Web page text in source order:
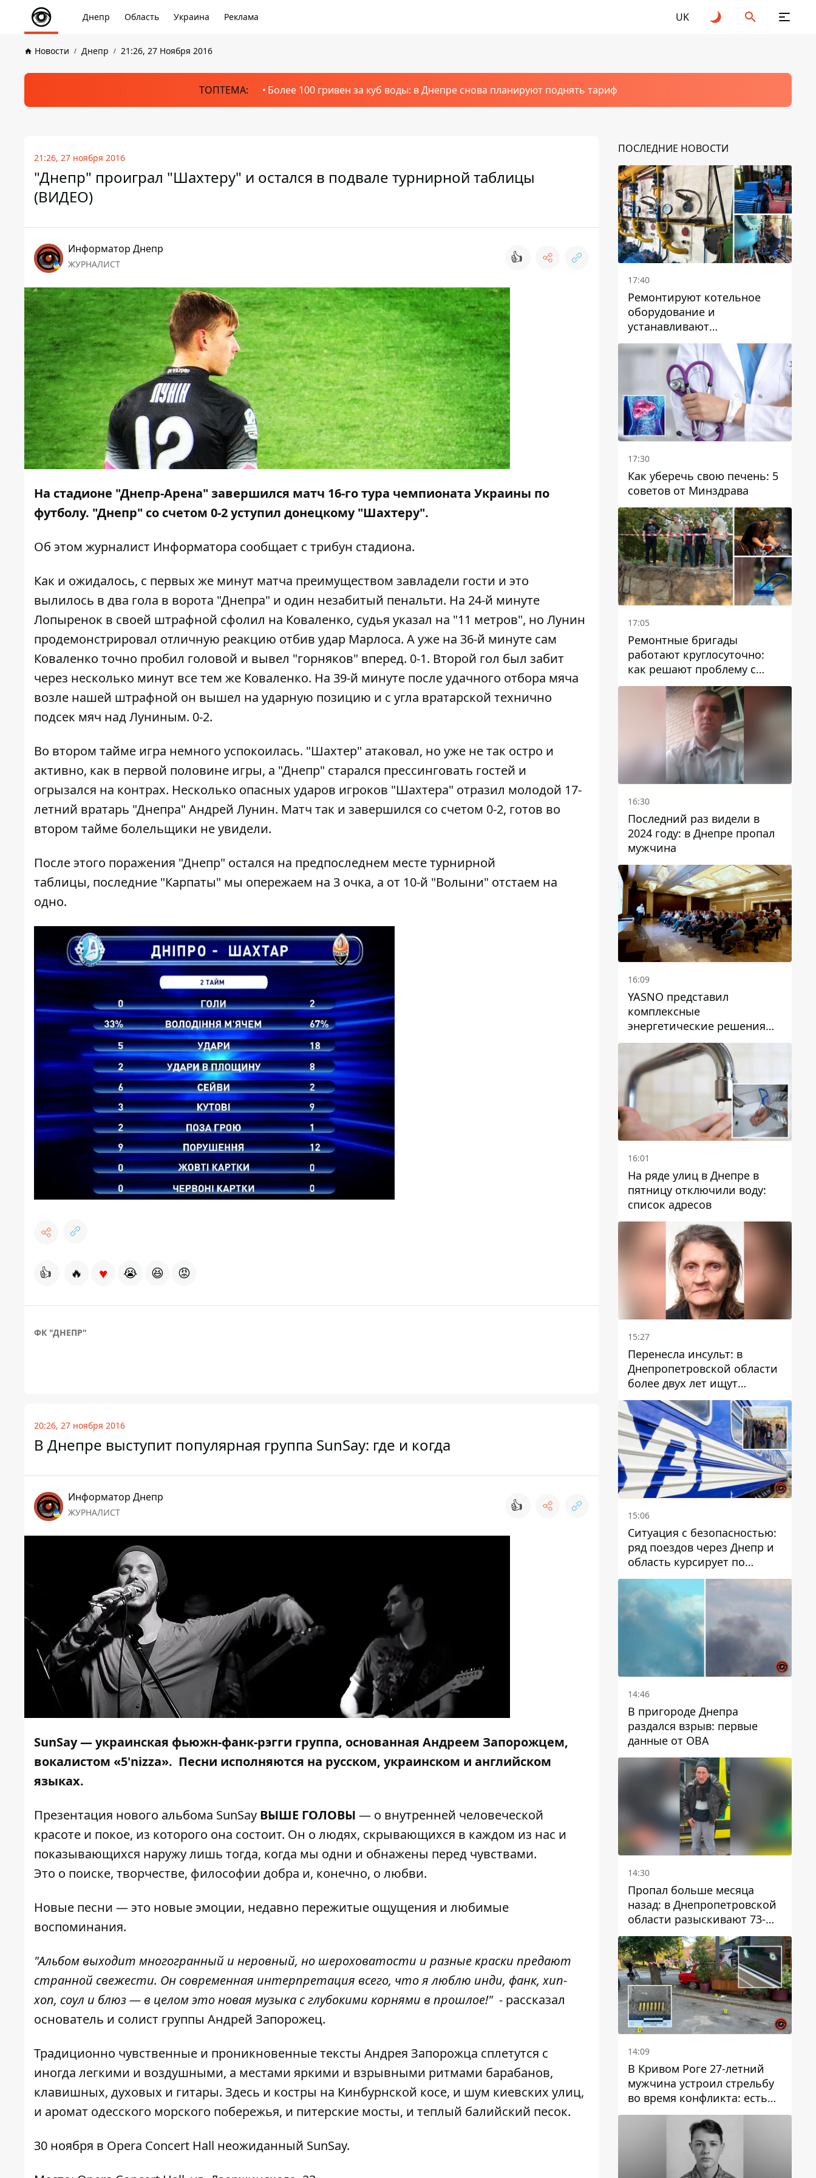
Днепр Область Украина Реклама UK
Новости Днепр 21:26, 27 Ноября 2016
ТОПТЕМА: Более 100 гривен за куб воды: в Днепре снова планируют поднять тариф
21:26, 27 ноября 2016
"Днепр" проиграл "Шахтеру" и остался в подвале турнирной таблицы
(ВИДЕО)
Информатор Днепр
ЖУРНАЛИСТ 👍
На стадионе "Днепр-Арена" завершился матч 16-го тура чемпионата Украины по
футболу. "Днепр" со счетом 0-2 уступил донецкому "Шахтеру".
Об этом журналист Информатора сообщает с трибун стадиона.
Как и ожидалось, с первых же минут матча преимуществом завладели гости и это
вылилось в два гола в ворота "Днепра" и один незабитый пенальти. На 24-й минуте
Лопыренок в своей штрафной сфолил на Коваленко, судья указал на "11 метров", но Лунин
продемонстрировал отличную реакцию отбив удар Марлоса. А уже на 36-й минуте сам
Коваленко точно пробил головой и вывел "горняков" вперед. 0-1. Второй гол был забит
через несколько минут все тем же Коваленко. На 39-й минуте после удачного отбора мяча
возле нашей штрафной он вышел на ударную позицию и с угла вратарской технично
подсек мяч над Луниным. 0-2.
Во втором тайме игра немного успокоилась. "Шахтер" атаковал, но уже не так остро и
активно, как в первой половине игры, а "Днепр" старался прессинговать гостей и
огрызался на контрах. Несколько опасных ударов игроков "Шахтера" отразил молодой 17-
летний вратарь "Днепра" Андрей Лунин. Матч так и завершился со счетом 0-2, готов во
втором тайме болельщики не увидели.
После этого поражения "Днепр" остался на предпоследнем месте турнирной
таблицы, последние "Карпаты" мы опережаем на 3 очка, а от 10-й "Волыни" отстаем на
одно.
👍 🔥 ♥ 😭 😆 😡
ФК "ДНЕПР"
20:26, 27 ноября 2016
В Днепре выступит популярная группа SunSay: где и когда
Информатор Днепр
ЖУРНАЛИСТ 👍
SunSay — украинская фьюжн-фанк-рэгги группа, основанная Андреем Запорожцем,
вокалистом «5'nizza». Песни исполняются на русском, украинском и английском
языках.
Презентация нового альбома SunSay ВЫШЕ ГОЛОВЫ — о внутренней человеческой
красоте и покое, из которого она состоит. Он о людях, скрывающихся в каждом из нас и
показывающихся наружу лишь тогда, когда мы одни и обнажены перед чувствами.
Это о поиске, творчестве, философии добра и, конечно, о любви.
Новые песни — это новые эмоции, недавно пережитые ощущения и любимые
воспоминания.
"Альбом выходит многогранный и неровный, но шероховатости и разные краски предают
странной свежести. Он современная интерпретация всего, что я люблю инди, фанк, хип-
хоп, соул и блюз — в целом это новая музыка с глубокими корнями в прошлое!" - рассказал
основатель и солист группы Андрей Запорожец.
Традиционно чувственные и проникновенные тексты Андрея Запорожца сплетутся с
иногда легкими и воздушными, а местами яркими и взрывными ритмами барабанов,
клавишных, духовых и гитары. Здесь и костры на Кинбурнской косе, и шум киевских улиц,
и аромат одесского морского побережья, и питерские мосты, и теплый балийский песок.
30 ноября в Opera Concert Hall неожиданный SunSay.
ПОСЛЕДНИЕ НОВОСТИ
17:40
Ремонтируют котельное
оборудование и
устанавливают
генераторные установки:
как в Днепре готовятся к
отопительному сезону
17:30
Как уберечь свою печень: 5
советов от Минздрава
17:05
Ремонтные бригады
работают круглосуточно:
как решают проблему с
водой в Марганецкой
громаде
16:30
Последний раз видели в
2024 году: в Днепре пропал
мужчина
16:09
YASNO представил
комплексные
энергетические решения
для бизнеса в Днепре
16:01
На ряде улиц в Днепре в
пятницу отключили воду:
список адресов
15:27
Перенесла инсульт: в
Днепропетровской области
более двух лет ищут
пропавшую женщину
15:06
Ситуация с безопасностью:
ряд поездов через Днепр и
область курсирует по
измененному маршруту, а
часть пути заменили
автобусами и электричками
14:46
В пригороде Днепра
раздался взрыв: первые
данные от ОВА
14:30
Пропал больше месяца
назад: в Днепропетровской
области разыскивают 73-
летнего мужчину
14:09
В Кривом Роге 27-летний
мужчина устроил стрельбу
во время конфликта: есть
раненый